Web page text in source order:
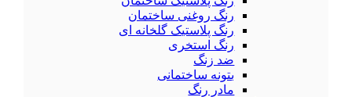
رنگ روغنی ساختمان
رنگ پلاستیک گلخانه ای
رنگ استخری
ضد زنگ
بتونه ساختمانی
مادر رنگ